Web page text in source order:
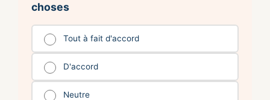
choses
Tout à fait d'accord
D'accord
Neutre